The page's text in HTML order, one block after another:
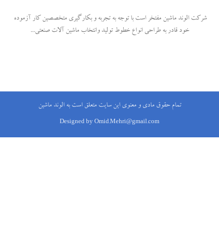
شرکت الوند ماشین مفتخر است با توجه به تجربه و بکارگیری متخصصین کار آزموده
خود قادر به طراحی انواع خطوط تولید وانتخاب ماشین آلات صنعتی...
تمام حقوق مادی و معنوی این سایت متعلق است به الوند ماشین
Designed by Omid.Mehri@gmail.com